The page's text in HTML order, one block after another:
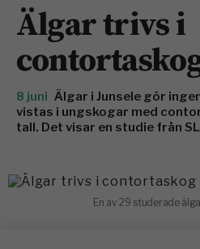
Älgar trivs i
8 juni Älgar i Junsele gör
vistas i ungskogar med
tall. Det visar en studie från
En av 29 studerade